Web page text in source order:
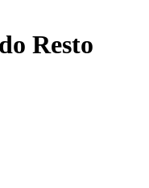
Resto